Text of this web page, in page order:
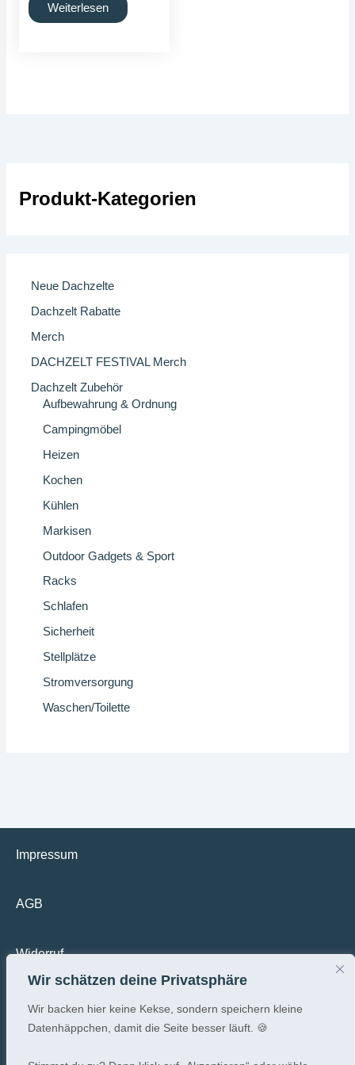
Wir schätzen deine Privatsphäre
Wir backen hier keine Kekse, sondern speichern kleine
Datenhäppchen, damit die Seite besser läuft. 🍪
Weiterlesen
Produkt-Kategorien
Neue Dachzelte
Dachzelt Rabatte
Merch
DACHZELT FESTIVAL Merch
Dachzelt Zubehör
Aufbewahrung & Ordnung
Campingmöbel
Heizen
Kochen
Kühlen
Markisen
Outdoor Gadgets & Sport
Racks
Schlafen
Sicherheit
Stellplätze
Stromversorgung
Waschen/Toilette
Impressum
AGB
Widerruf
Datenschutz